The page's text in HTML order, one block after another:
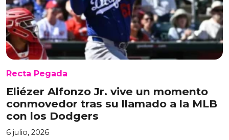
Recta Pegada
Eliézer Alfonzo Jr. vive un momento
conmovedor tras su llamado a la MLB
con los Dodgers
6 julio, 2026